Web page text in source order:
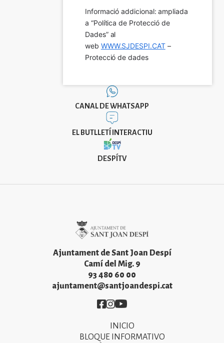
Informació addicional: ampliada
a “Política de Protecció de
Dades” al
web WWW.SJDESPI.CAT –
Protecció de dades
CANAL DE WHATSAPP
EL BUTLLETÍ INTERACTIU
DESPÍTV
Ajuntament de Sant Joan Despí
Camí del Mig. 9
93 480 60 00
ajuntament@santjoandespi.cat
Imatge
Imatge
Imatge
INICIO
BLOQUE INFORMATIVO